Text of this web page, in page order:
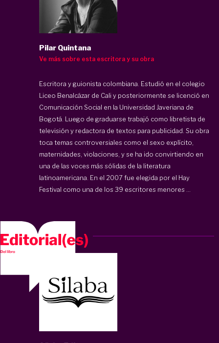
Pilar Quintana
Ve más sobre esta escritora y su obra
Escritora y guionista colombiana. Estudió en el colegio
Liceo Benalcázar de Cali y posteriormente se licenció en
Comunicación Social en la Universidad Javeriana de
Bogotá. Luego de graduarse trabajó como libretista de
televisión y redactora de textos para publicidad. Su obra
toca temas controversiales como el sexo explícito,
maternidades, violaciones, y se ha ido convirtiendo en
una de las voces más sólidas de la literatura
latinoamericana. En el 2007 fue elegida por el Hay
Festival como una de los 39 escritores menores ...